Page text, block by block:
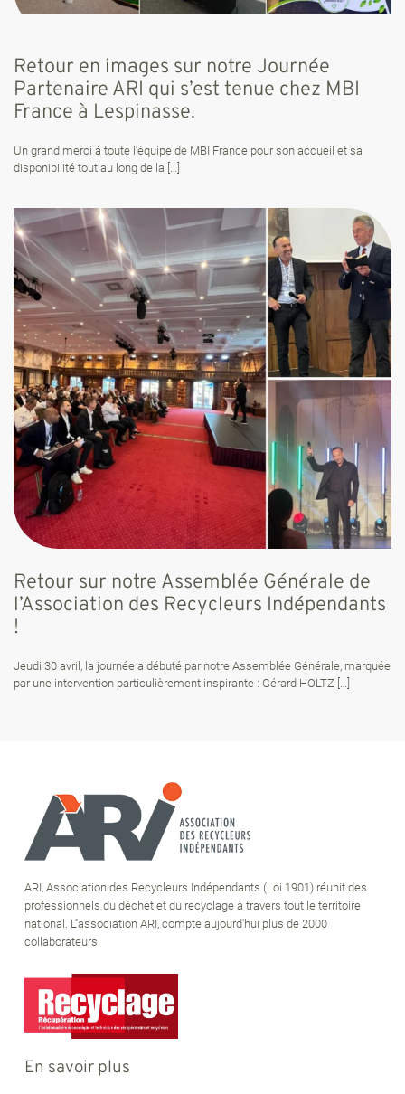
Retour en images sur notre Journée
Partenaire ARI qui s’est tenue chez MBI
France à Lespinasse.
Un grand merci à toute l’équipe de MBI France pour son accueil et sa
disponibilité tout au long de la […]
Retour sur notre Assemblée Générale de
l’Association des Recycleurs Indépendants
!
Jeudi 30 avril, la journée a débuté par notre Assemblée Générale, marquée
par une intervention particulièrement inspirante : Gérard HOLTZ […]
ARI, Association des Recycleurs Indépendants (Loi 1901) réunit des
professionnels du déchet et du recyclage à travers tout le territoire
national. L''association ARI, compte aujourd'hui plus de 2000
collaborateurs.
En savoir plus